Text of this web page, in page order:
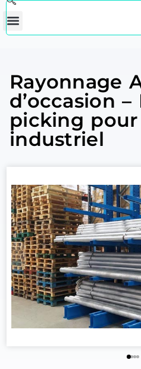
Rayonnage
d’occasion
picking
industriel